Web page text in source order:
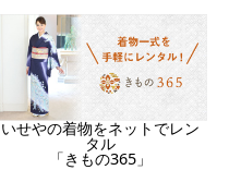
いせやの着物をネットでレン
タル
「きもの365」